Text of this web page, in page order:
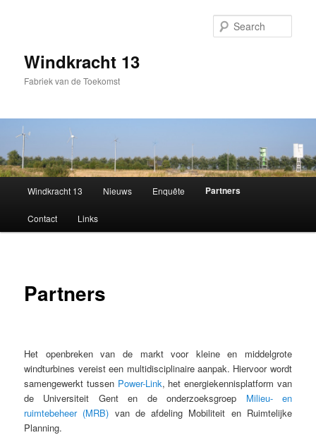
Windkracht 13
Fabriek van de Toekomst
Skip
to
Windkracht 13 Nieuws Enquête Partners
Contact Links
Partners
Het openbreken van de markt voor kleine en middelgrote
windturbines vereist een multidisciplinaire aanpak. Hiervoor wordt
samengewerkt tussen Power-Link, het energiekennisplatform van
de Universiteit Gent en de onderzoeksgroep Milieu- en
ruimtebeheer (MRB) van de afdeling Mobiliteit en Ruimtelijke
Planning.